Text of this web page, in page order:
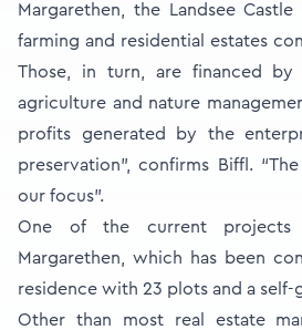
Margarethen, the Landsee
farming and residential estates
Those, in turn, are financed by
agriculture and nature
profits generated by the
preservation”, confirms Biffl.
our focus”.
One of the current projects
Margarethen, which has been
residence with 23 plots and a self-
Other than most real estate